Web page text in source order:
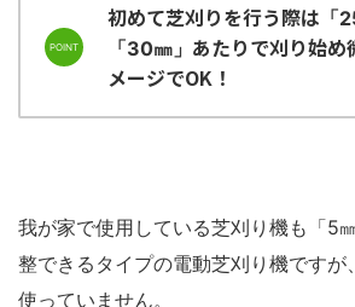
初めて芝刈りを行う際は 「
「30㎜」 あたりで刈り始め
メージでOK！
我が家で使用している芝刈り機も「5
整できるタイプの電動芝刈り機です
使っていません。